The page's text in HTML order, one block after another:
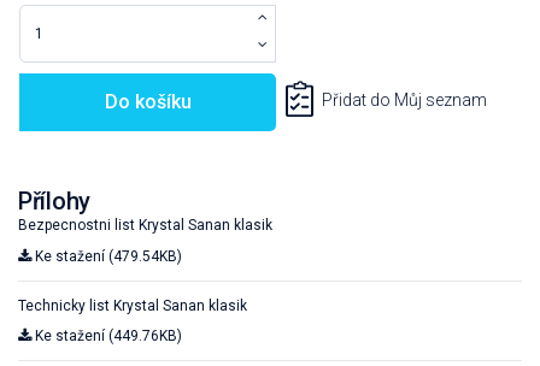
Do košíku Přidat do Můj seznam
Přílohy
Bezpecnostni list Krystal Sanan klasik
Ke stažení (479.54KB)
Technicky list Krystal Sanan klasik
Ke stažení (449.76KB)